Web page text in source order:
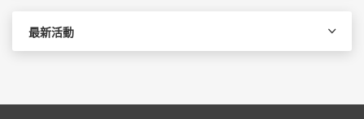
最新活動